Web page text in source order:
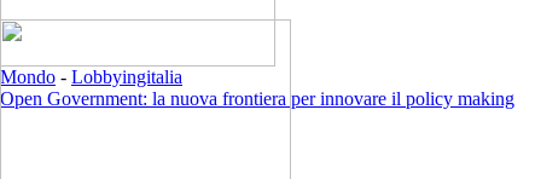
Mondo - Lobbyingitalia
Open Government: la nuova frontiera per innovare il policy making